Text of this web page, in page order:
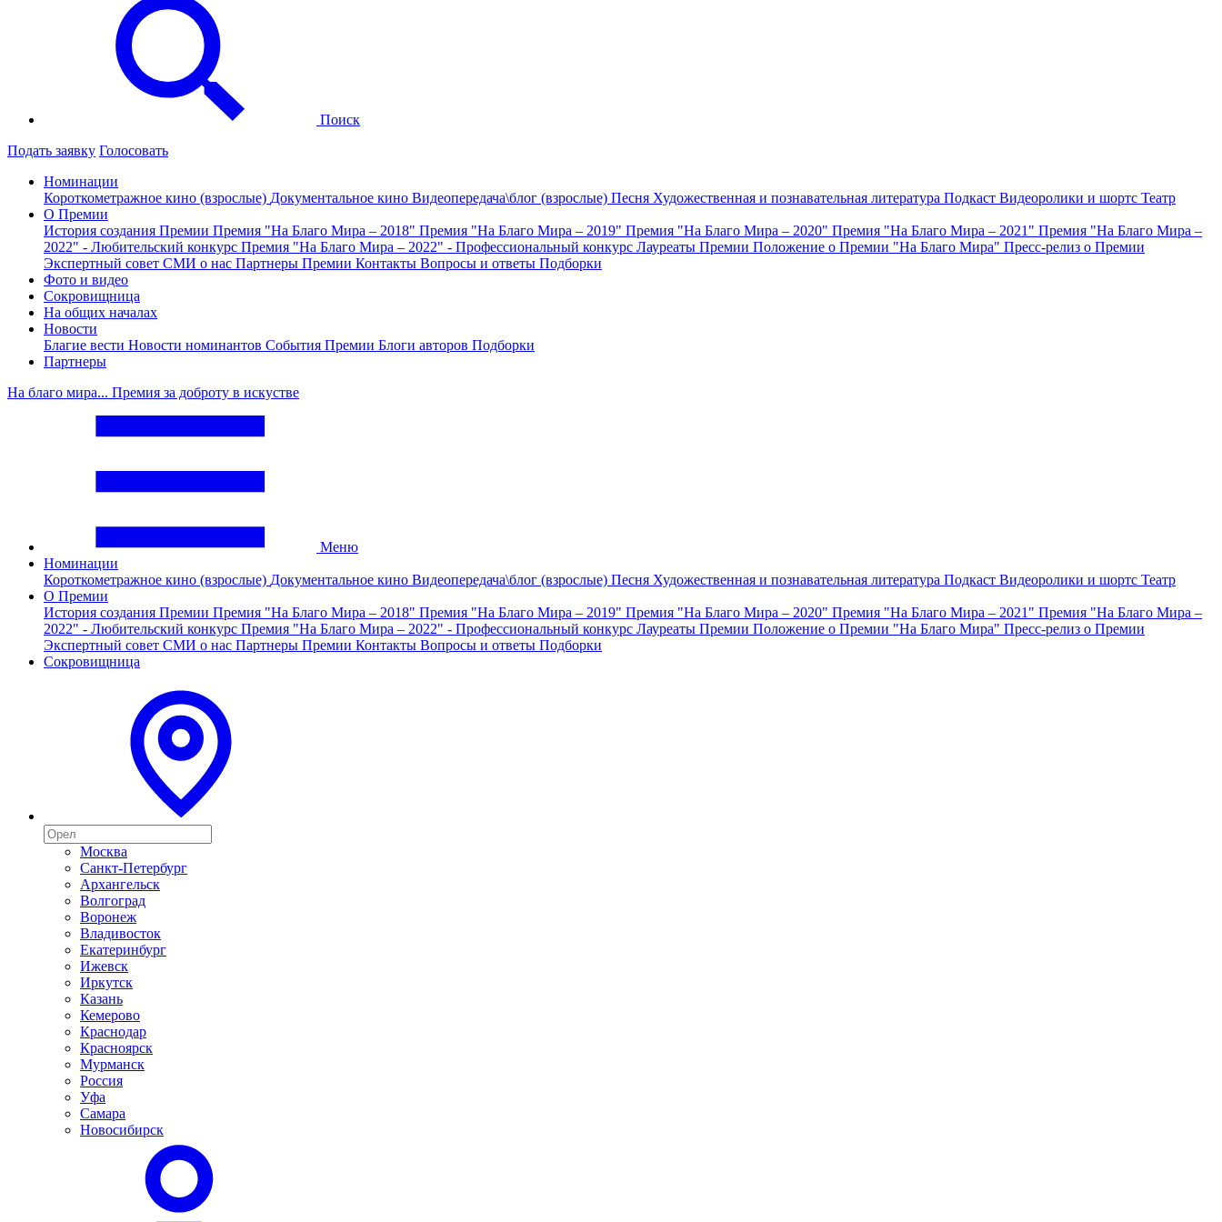
Поиск
Подать заявку Голосовать
Номинации
Короткометражное кино (взрослые) Документальное кино Видеопередача\блог (взрослые) Песня Художественная и познавательная литература Подкаст Видеоролики и шортс Театр
О Премии
История создания Премии Премия "На Благо Мира – 2018" Премия "На Благо Мира – 2019" Премия "На Благо Мира – 2020" Премия "На Благо Мира – 2021" Премия "На Благо Мира –
2022" - Любительский конкурс Премия "На Благо Мира – 2022" - Профессиональный конкурс Лауреаты Премии Положение о Премии "На Благо Мира" Пресс-релиз о Премии
Экспертный совет СМИ о нас Партнеры Премии Контакты Вопросы и ответы Подборки
Фото и видео
Сокровищница
На общих началах
Новости
Благие вести Новости номинантов События Премии Блоги авторов Подборки
Партнеры
На благо мира... Премия за доброту в искустве
Меню
Номинации
Короткометражное кино (взрослые) Документальное кино Видеопередача\блог (взрослые) Песня Художественная и познавательная литература Подкаст Видеоролики и шортс Театр
О Премии
История создания Премии Премия "На Благо Мира – 2018" Премия "На Благо Мира – 2019" Премия "На Благо Мира – 2020" Премия "На Благо Мира – 2021" Премия "На Благо Мира –
2022" - Любительский конкурс Премия "На Благо Мира – 2022" - Профессиональный конкурс Лауреаты Премии Положение о Премии "На Благо Мира" Пресс-релиз о Премии
Экспертный совет СМИ о нас Партнеры Премии Контакты Вопросы и ответы Подборки
Сокровищница
Москва
Санкт-Петербург
Архангельск
Волгоград
Воронеж
Владивосток
Екатеринбург
Ижевск
Иркутск
Казань
Кемерово
Краснодар
Красноярск
Мурманск
Россия
Уфа
Самара
Новосибирск